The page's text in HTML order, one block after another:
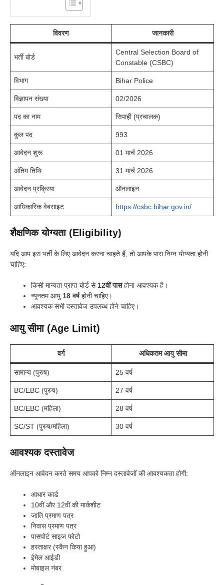
विवरण जानकारी
भर्ती बोर्ड
Central Selection Board of
Constable (CSBC)
विभाग Bihar Police
विज्ञापन संख्या 02/2026
पद का नाम सिपाही (प्रचालक)
कुल पद 993
आवेदन शुरू 01 मार्च 2026
अंतिम तिथि 31 मार्च 2026
आवेदन प्रक्रिया ऑनलाइन
आधिकारिक वेबसाइट https://csbc.bihar.gov.in/
शैक्षणिक योग्यता (Eligibility)
यदि आप इस भर्ती के लिए आवेदन करना चाहते हैं, तो आपके पास निम्न योग्यता होनी
चाहिए:
किसी मान्यता प्राप्त बोर्ड से 12वीं पासहोना आवश्यक है।
न्यूनतम आयु 18 वर्षहोनी चाहिए।
आवश्यक सभी दस्तावेज उपलब्ध होने चाहिए।
आयु सीमा (Age Limit)
वर्ग अधिकतम आयु सीमा
सामान्य (पुरुष) 25 वर्ष
BC/EBC (पुरुष) 27 वर्ष
BC/EBC (महिला) 28 वर्ष
SC/ST (पुरुष/महिला) 30 वर्ष
आवश्यक दस्तावेज
ऑनलाइन आवेदन करते समय आपको निम्न दस्तावेजों की आवश्यकता होगी:
आधार कार्ड
10वीं और 12वीं की मार्कशीट
जाति प्रमाण पत्र
निवास प्रमाण पत्र
पासपोर्ट साइज फोटो
हस्ताक्षर (स्कैन किया हुआ)
ईमेल आईडी
मोबाइल नंबर